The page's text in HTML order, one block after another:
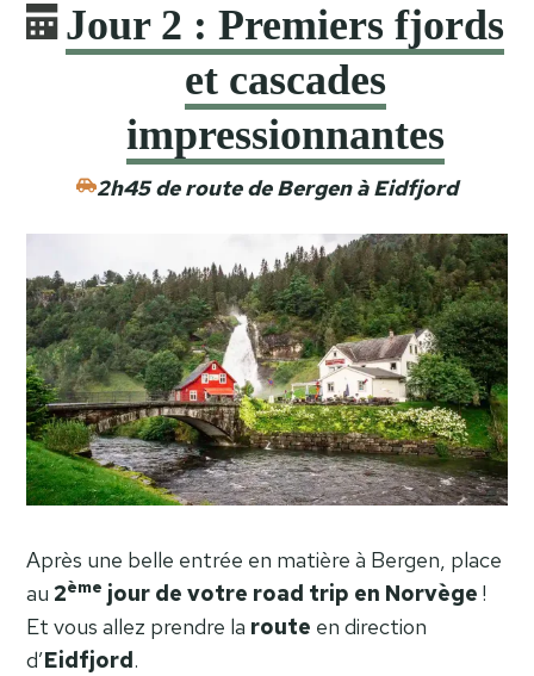
Jour 2 : Premiers fjords
et cascades
impressionnantes
2h45 de route de Bergen à Eidfjord
Après une belle entrée en matière à Bergen, place
au 2ème jour de votre road trip en Norvège !
Et vous allez prendre la route en direction
d’Eidfjord.